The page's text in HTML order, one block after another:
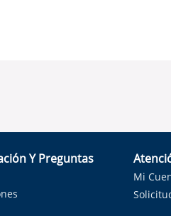
Y Preguntas
Mi